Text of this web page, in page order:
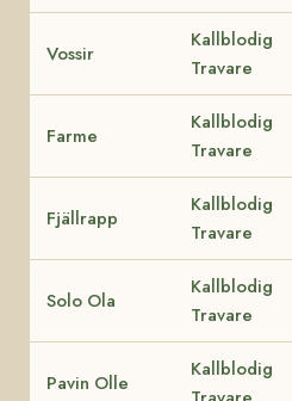
Vossir
Kallblodig
Travare
Farme
Kallblodig
Travare
Fjällrapp
Kallblodig
Travare
Solo Ola
Kallblodig
Travare
Pavin Olle
Kallblodig